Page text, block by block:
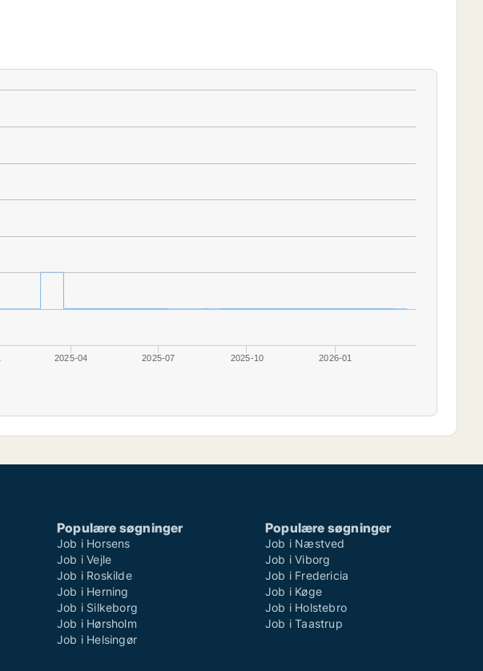
2025-04 2025-07 2025-10 2026-01
Populære søgninger
Job i Horsens
Job i Vejle
Job i Roskilde
Job i Herning
Job i Silkeborg
Job i Hørsholm
Job i Helsingør
Populære søgninger
Job i Næstved
Job i Viborg
Job i Fredericia
Job i Køge
Job i Holstebro
Job i Taastrup